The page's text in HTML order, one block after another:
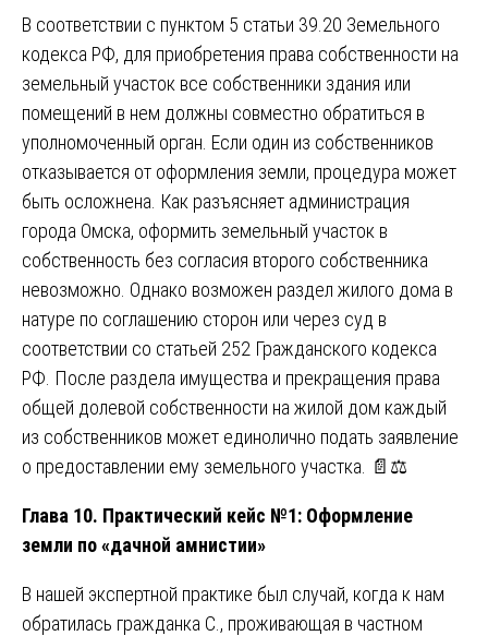
В соответствии с пунктом 5 статьи 39.20 Земельного
кодекса РФ, для приобретения права собственности на
земельный участок все собственники здания или
помещений в нем должны совместно обратиться в
уполномоченный орган. Если один из собственников
отказывается от оформления земли, процедура может
быть осложнена. Как разъясняет администрация
города Омска, оформить земельный участок в
собственность без согласия второго собственника
невозможно. Однако возможен раздел жилого дома в
натуре по соглашению сторон или через суд в
соответствии со статьей 252 Гражданского кодекса
РФ. После раздела имущества и прекращения права
общей долевой собственности на жилой дом каждый
из собственников может единолично подать заявление
о предоставлении ему земельного участка. 📄⚖️
Глава 10. Практический кейс №1: Оформление
земли по «дачной амнистии»
В нашей экспертной практике был случай, когда к нам
обратилась гражданка С., проживающая в частном